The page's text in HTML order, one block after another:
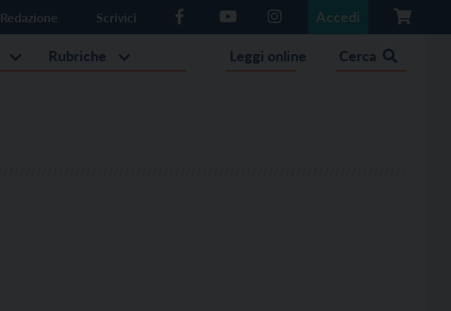
Redazione Scrivici Accedi
Rubriche Leggi online Cerca